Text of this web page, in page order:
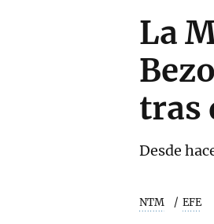
La
tras
Desde
NTM EFE